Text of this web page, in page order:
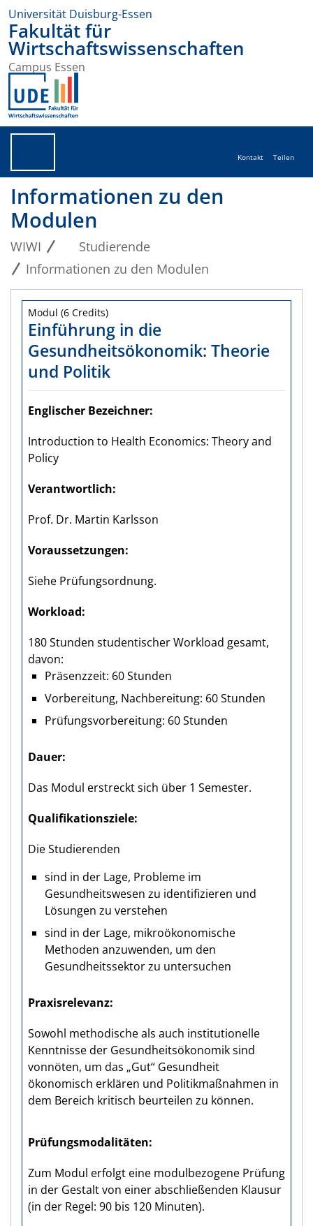
Universität Duisburg-Essen
Fakultät für
Wirtschaftswissenschaften
Campus Essen
Kontakt Teilen
Informationen zu den
Modulen
WIWI
Studierende
Informationen zu den Modulen
Modul (6 Credits)
Einführung in die
Gesundheitsökonomik: Theorie
und Politik
Englischer Bezeichner
Introduction to Health Economics: Theory and
Policy
Verantwortlich
Prof. Dr. Martin Karlsson
Voraus­setzungen
Siehe Prüfungsordnung.
Workload
180 Stunden studentischer Workload gesamt,
davon:
Präsenzzeit: 60 Stunden
Vorbereitung, Nachbereitung: 60 Stunden
Prüfungsvorbereitung: 60 Stunden
Dauer
Das Modul erstreckt sich über 1 Semester.
Qualifikations­ziele
Die Studierenden
sind in der Lage, Probleme im
Gesundheitswesen zu identifizieren und
Lösungen zu verstehen
sind in der Lage, mikroökonomische
Methoden anzuwenden, um den
Gesundheitssektor zu untersuchen
Praxisrelevanz
Sowohl methodische als auch institutionelle
Kenntnisse der Gesundheitsökonomik sind
vonnöten, um das „Gut“ Gesundheit
ökonomisch erklären und Politikmaßnahmen in
dem Bereich kritisch beurteilen zu können.
Prüfungs­modalitäten
Zum Modul erfolgt eine modulbezogene Prüfung
in der Gestalt von einer abschließenden Klausur
(in der Regel: 90 bis 120 Minuten).